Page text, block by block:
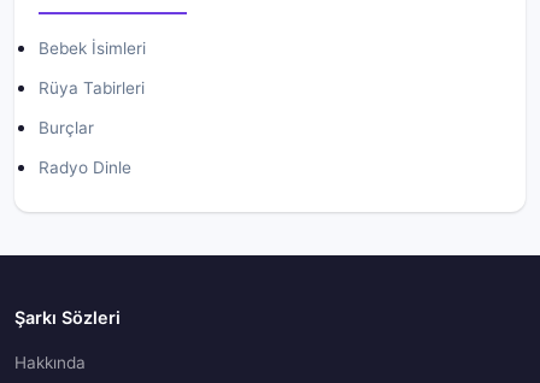
Bebek İsimleri
Rüya Tabirleri
Burçlar
Radyo Dinle
Şarkı Sözleri
Hakkında